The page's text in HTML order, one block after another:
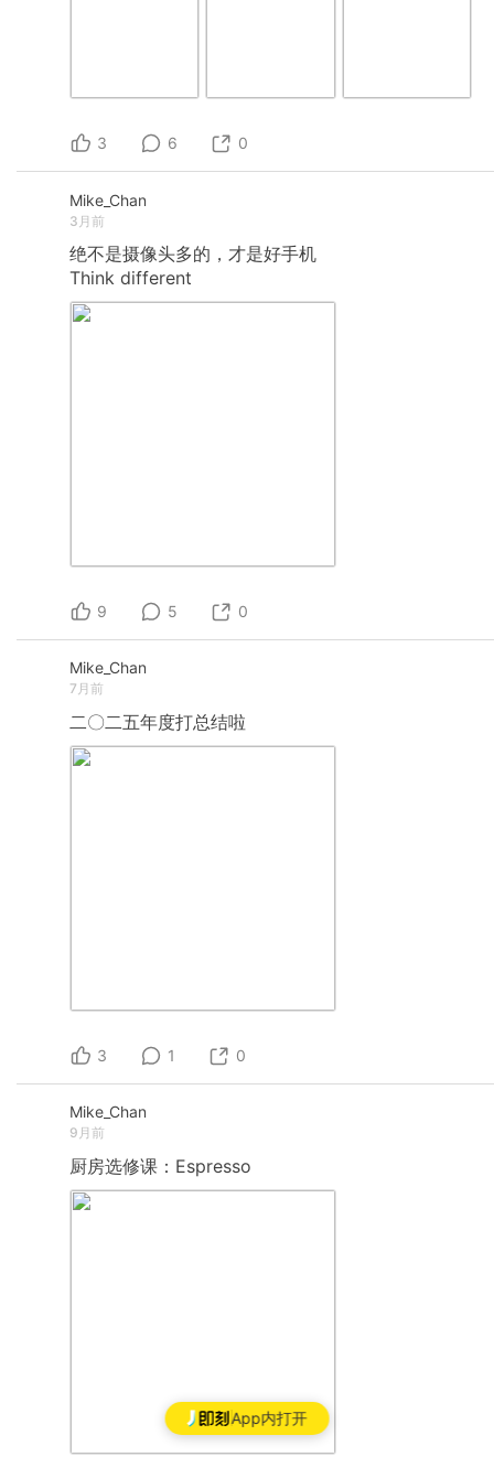
App内打开
3 6 0
Mike_Chan
3月前
绝不是摄像头多的，才是好手机
Think different
9 5 0
Mike_Chan
7月前
二〇二五年度打总结啦
3 1 0
Mike_Chan
9月前
厨房选修课：Espresso